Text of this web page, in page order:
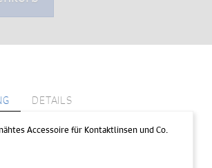
DETAILS
Accessoire für Kontaktlinsen und Co.